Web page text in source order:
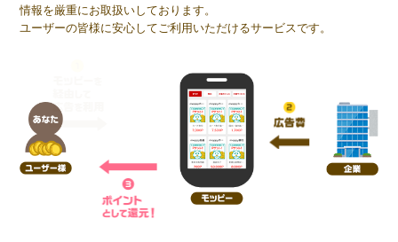
情報を厳重にお取扱いしております。
ユーザーの皆様に安心してご利用いただけるサービスです。